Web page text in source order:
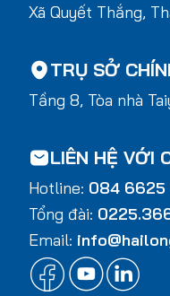
Xã Quyết Thắng,
TRỤ SỞ
Tầng 8, Tòa nhà
LIÊN HỆ VỚI
Hotline: 084 6625
Tổng đài:
Email: